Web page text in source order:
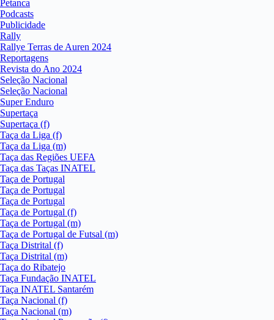
Petanca
Podcasts
Publicidade
Rally
Rallye Terras de Auren 2024
Reportagens
Revista do Ano 2024
Seleção Nacional
Seleção Nacional
Super Enduro
Supertaça
Supertaça (f)
Taça da Liga (f)
Taça da Liga (m)
Taça das Regiões UEFA
Taça das Taças INATEL
Taça de Portugal
Taça de Portugal
Taça de Portugal
Taça de Portugal (f)
Taça de Portugal (m)
Taça de Portugal de Futsal (m)
Taça Distrital (f)
Taça Distrital (m)
Taça do Ribatejo
Taça Fundação INATEL
Taça INATEL Santarém
Taça Nacional (f)
Taça Nacional (m)